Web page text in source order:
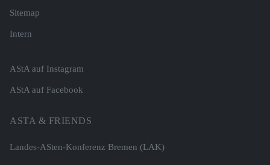
Sitemap
Intern
AStA auf Instagram
AStA auf Facebook
ASTA & FRIENDS
Landes-ASten-Konferenz Bremen (LAK)